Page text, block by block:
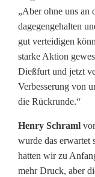
K
e
i
n
e
Ü
b
„Aber ohne uns an
dagegengehalten
gut verteidigen
starke Aktion
Dießfurt und jetzt
Verbesserung von
die Rückrunde.“
Henry Schraml
wurde das erwartet
hatten wir zu
mehr Druck, aber